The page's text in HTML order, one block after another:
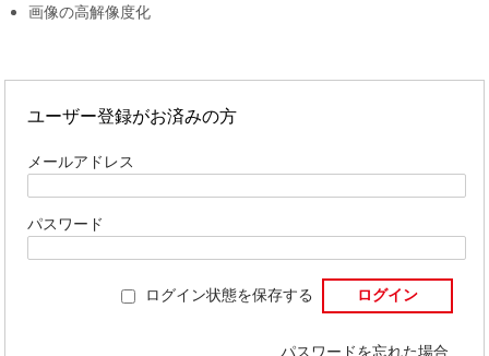
画像の高解像度化
ユーザー登録がお済みの方
メールアドレス
パスワード
ログイン状態を保存する
パスワードを忘れた場合